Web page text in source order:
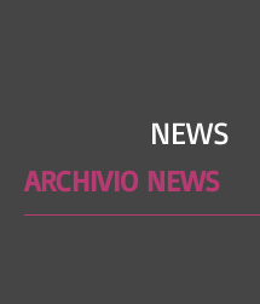
NEWS
ARCHIVIO NEWS